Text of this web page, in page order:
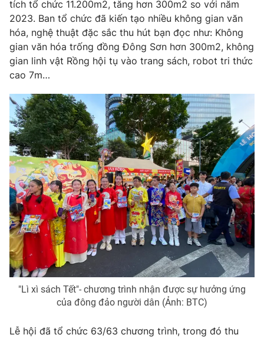
Nhân vật
Khán giả
Giải sao mai
Điện ảnh
Âm nhạc
Sao
Đời sống
Du lịch
Làm đẹp
Chất lượng cuộc sống
Giáo dục
Tuyển sinh
Học trực tuyến
Hitech Công nghệ tương lai
Sản phẩm
Thị trường
Tư vấn
Giao lưu trực tuyến
Lịch phát sóng
Chuyên mục khác
Emagazine Podcast
Photo Infographic
Video Shorts video
VTV Money VTV Thể thao
tích tổ chức 11.200m2, tăng hơn 300m2 so với năm
2023. Ban tổ chức đã kiến tạo nhiều không gian văn
hóa, nghệ thuật đặc sắc thu hút bạn đọc như: Không
gian văn hóa trống đồng Đông Sơn hơn 300m2, không
gian linh vật Rồng hội tụ vào trang sách, robot tri thức
cao 7m…
"Lì xì sách Tết"- chương trình nhận được sự hưởng ứng
của đông đảo người dân (Ảnh: BTC)
Lễ hội đã tổ chức 63/63 chương trình, trong đó thu